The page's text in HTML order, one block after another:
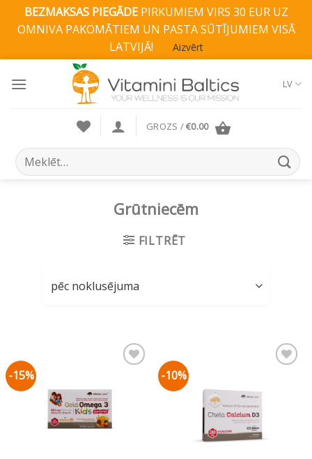
BEZMAKSAS PIEGĀDEPIRKUMIEM VIRS 30 EUR UZ
OMNIVA PAKOMĀTIEM UN PASTA SŪTĪJUMIEM VISĀ
LATVIJĀ!
Aizvērt
LV
GROZS /€0.00
Search
for:
Grūtniecēm
FILTRĒT
-15% -10%